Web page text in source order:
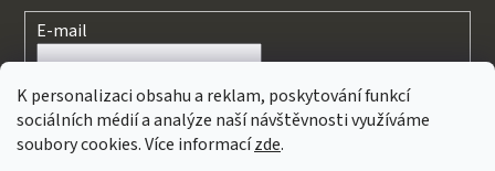
K personalizaci obsahu a reklam, poskytování funkcí
sociálních médií a analýze naší návštěvnosti využíváme
soubory cookies. Více informacízde.
E-mail
Souhlasím spodmínkami ochrany osobních údajů
PŘIHLÁSIT SE